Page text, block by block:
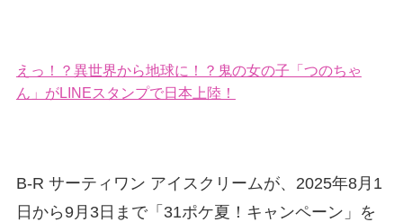
えっ！？異世界から地球に！？鬼の女の子「つのちゃ
ん」がLINEスタンプで日本上陸！
B‐R サーティワン アイスクリームが、2025年8月1
日から9月3日まで「31ポケ夏！キャンペーン」を